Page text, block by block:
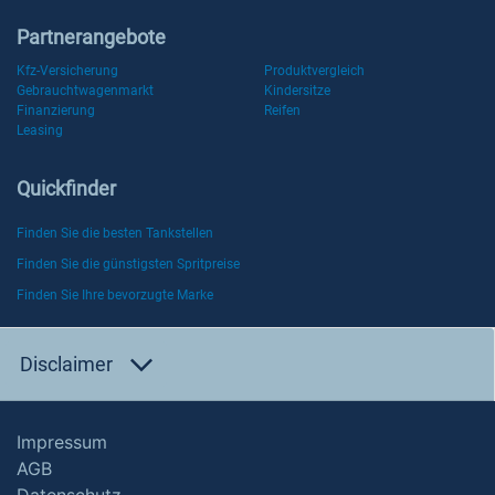
Partnerangebote
Kfz-Versicherung
Produktvergleich
Gebrauchtwagenmarkt
Kindersitze
Finanzierung
Reifen
Leasing
Quickfinder
Finden Sie die besten Tankstellen
Finden Sie die günstigsten Spritpreise
Finden Sie Ihre bevorzugte Marke
Disclaimer
Impressum
AGB